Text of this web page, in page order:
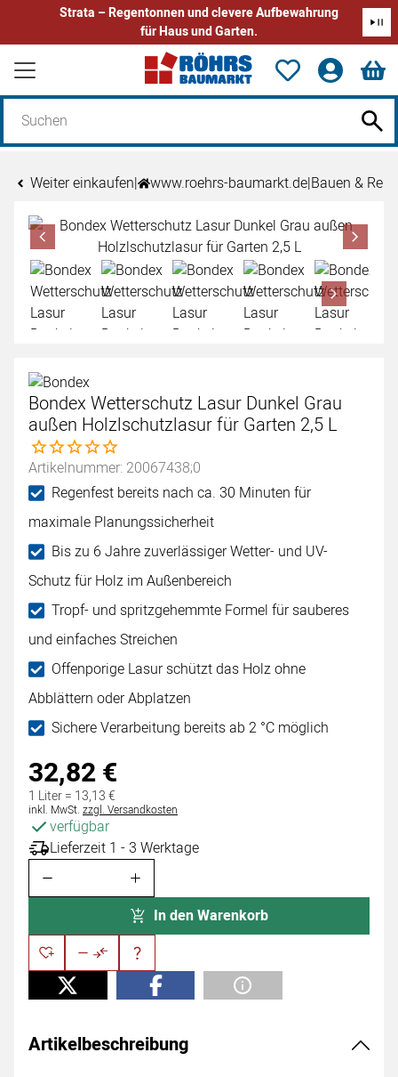
Strata – Regentonnen und clevere Aufbewahrung
für Haus und Garten.
Zum Hauptinhalt springen
Weiter einkaufen| www.roehrs-baumarkt.de|Bauen &
Produktgalerie
Zur Kaufbox springen
Bondex Wetterschutz Lasur Dunkel Grau
außen Holzlschutzlasur für Garten 2,5 L
Noch keine Bewertungen abgegeben
Artikelnummer: 20067438;0
Regenfest bereits nach ca. 30 Minuten für
maximale Planungssicherheit
Bis zu 6 Jahre zuverlässiger Wetter- und UV-
Schutz für Holz im Außenbereich
Tropf- und spritzgehemmte Formel für sauberes
und einfaches Streichen
Offenporige Lasur schützt das Holz ohne
Abblättern oder Abplatzen
Sichere Verarbeitung bereits ab 2 °C möglich
32,82€
1 Liter = 13,13€
Steuerhinweis:
inkl. MwSt. zzgl. Versandkosten
verfügbar
Lieferzeit 1 - 3 Werktage
In den Warenkorb
Artikelbeschreibung